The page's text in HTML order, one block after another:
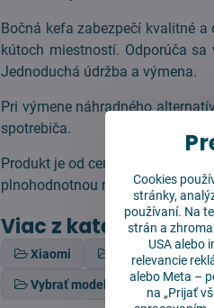
Bočná kefa zabezpečí kvalitné
kútoch miestností. Odporúča
Jednoduchá údržba a výmena.
Pri výmene náhradného
spotrebiča.
Produkt je od certifikovaného
plnohodnotnou náhradou k
Viac z kategórie
Xiaomi Výhodné balíčky
Vybrať model
Cookies
stránky,
používaní. Na
strán a
USA alebo
relevancie
alebo Meta –
na „Prijať